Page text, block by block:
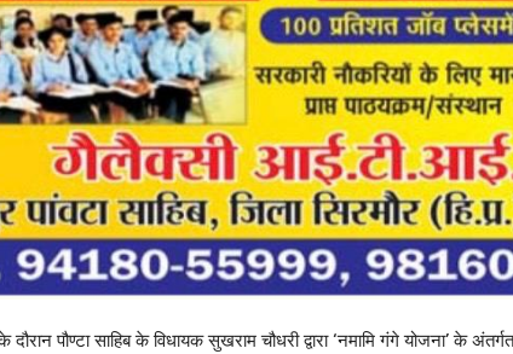
पौण्टा साहिब के विधायक सुखराम चौधरी द्वारा ‘नमामि गंगे योजना’ के